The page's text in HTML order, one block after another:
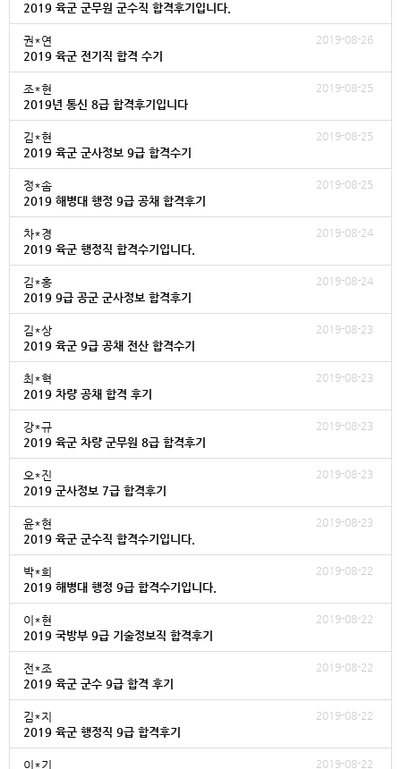
2019 육군 군무원 군수직 합격후기입니다.
권*연 2019-08-26
2019 육군 전기직 합격 수기
조*현 2019-08-25
2019년 통신 8급 합격후기입니다
김*현 2019-08-25
2019 육군 군사정보 9급 합격수기
정*솜 2019-08-25
2019 해병대 행정 9급 공채 합격후기
차*경 2019-08-24
2019 육군 행정직 합격수기입니다.
김*홍 2019-08-24
2019 9급 공군 군사정보 합격후기
김*상 2019-08-23
2019 육군 9급 공채 전산 합격수기
최*혁 2019-08-23
2019 차량 공채 합격 후기
강*규 2019-08-23
2019 육군 차량 군무원 8급 합격후기
오*진 2019-08-23
2019 군사정보 7급 합격후기
윤*현 2019-08-23
2019 육군 군수직 합격수기입니다.
박*희 2019-08-22
2019 해병대 행정 9급 합격수기입니다.
이*현 2019-08-22
2019 국방부 9급 기술정보직 합격후기
전*조 2019-08-22
2019 육군 군수 9급 합격 후기
김*지 2019-08-22
2019 육군 행정직 9급 합격후기
이*기 2019-08-22